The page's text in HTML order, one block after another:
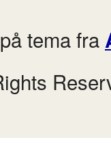
tema fra